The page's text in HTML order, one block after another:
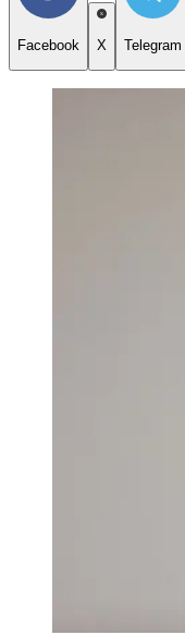
Facebook X Telegram